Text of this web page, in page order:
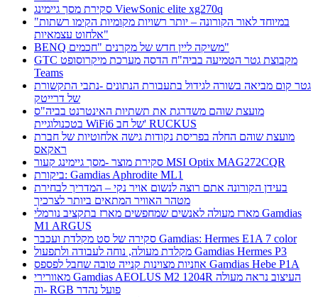
סקירת מסך גיימינג ViewSonic elite xg270q
"במיוחד לאור הקורונה – יותר רשויות מקומיות הקימו רשתות
אלחוט עצמאיות"
BENQ משיקה ליין חדש של מקרנים "חכמים"
GTC מקבוצת גטר הטמיעה בביה"ח הדסה מערכת מיקרוסופט
Teams
גטר קום מביאה בשורה לגידול בתעבורת הנתונים -נתבי התקשורת
של דרייטק
מועצת שוהם משדרגת את תשתיות האינטרנט בביה"ס
בטכנולוגיית WiFi6 של חב' RUCKUS
מועצת שוהם החלה בפריסת נקודות גישה אלחוטיות של חברת
ראקאס
סקירת מוצר -מסך גיימינג קעור MSI Optix MAG272CQR
ביקורת: Gamdias Aphrodite ML1
בעידן הקורונה אתם רוצה לנשום אויר נקי – המדריך לבחירת
מטהר האוויר המתאים ביותר לצרכיך
מארז מעולה לאנשים שמחפשים מארז בתקציב נורמלי Gamdias
M1 ARGUS
סקירה של סט מקלדת ועכבר Gamdias: Hermes E1A 7 color
מקלדת מעולה, נוחה לעבודה ולתפעול Gamdias Hermes P3
אוזניות מצוינות קנייה טובה שחבל לפספס Gamdias Hebe P1A
מאוורירי Gamdias AEOLUS M2 1204R העיצוב נראה מעולה
וה- RGB פועל נהדר